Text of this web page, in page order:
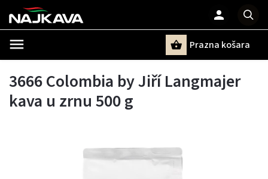
Prazna košara
3666 Colombia by Jiří Langmajer
kava u zrnu 500 g